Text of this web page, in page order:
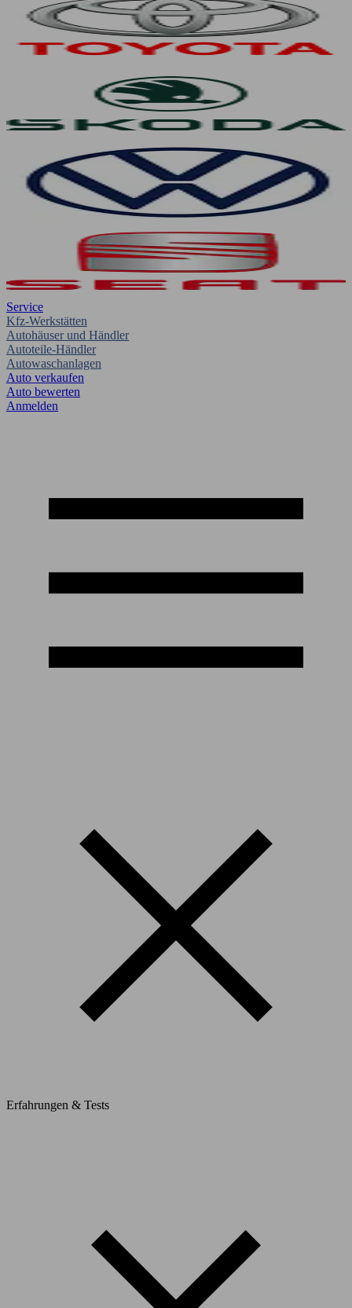
Service
Kfz-Werkstätten
Autohäuser und Händler
Autoteile-Händler
Autowaschanlagen
Auto verkaufen
Auto bewerten
Anmelden
Erfahrungen & Tests